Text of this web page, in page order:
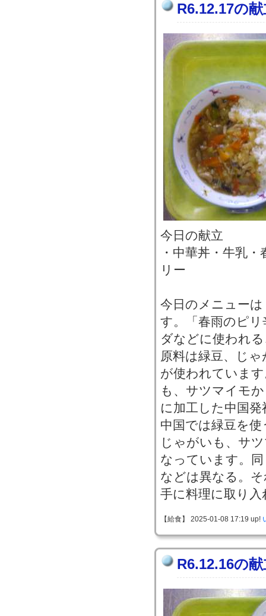
R6.12.17の
今日の献立
・中華丼・牛乳
リー
今日のメニュー
す。「春雨のピ
ダなどに使われ
原料は緑豆、じ
が使われていま
も、サツマイモ
に加工した中国
中国では緑豆を
じゃがいも、サ
なっています。
などは異なる。
手に料理に取り
【給食】 2025-01-08 17:19 up!
R6.12.16の